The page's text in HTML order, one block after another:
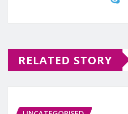
RELATED STORY